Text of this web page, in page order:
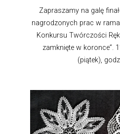
Zapraszamy na galę
nagrodzonych prac w
Konkursu Twórczości
zamknięte w koronce”.
(piątek),